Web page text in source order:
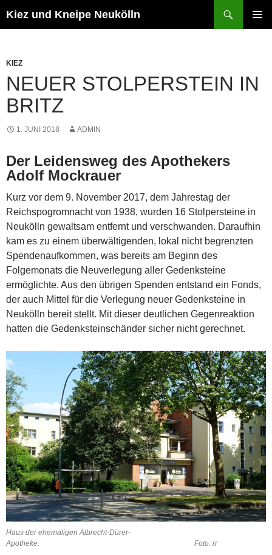
Inhalt
Kiez und Kneipe Neukölln
KIEZ
NEUER STOLPERSTEIN IN
BRITZ
1. JUNI 2018 ADMIN
Der Leidensweg des Apothekers
Adolf Mockrauer
Kurz vor dem 9. November 2017, dem Jahrestag der
Reichspogromnacht von 1938, wurden 16 Stolpersteine in
Neukölln gewaltsam entfernt und verschwanden. Daraufhin
kam es zu einem überwältigenden, lokal nicht begrenzten
Spendenaufkommen, was bereits am Beginn des
Folgemonats die Neuverlegung aller Gedenksteine
ermöglichte. Aus den übrigen Spenden entstand ein Fonds,
der auch Mittel für die Verlegung neuer Gedenksteine in
Neukölln bereit stellt. Mit dieser deutlichen Gegenreaktion
hatten die Gedenksteinschänder sicher nicht gerechnet.
Haus der ehemaligen Albrecht-Dürer-
Apotheke. Foto: rr